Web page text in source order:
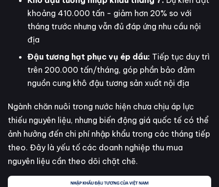
khoảng 410.000 tấn - giảm hơn 20% so với
tháng trước nhưng vẫn đủ đáp ứng nhu cầu nội
địa
Đậu tương hạt phục vụ ép dầu: Tiếp tục duy trì
trên 200.000 tấn/tháng, góp phần bảo đảm
nguồn cung khô đậu tương sản xuất nội địa
Ngành chăn nuôi trong nước hiện chưa chịu áp lực
thiếu nguyên liệu, nhưng biến động giá quốc tế có thể
ảnh hưởng đến chi phí nhập khẩu trong các tháng tiếp
theo. Đây là yếu tố các doanh nghiệp thu mua
nguyên liệu cần theo dõi chặt chẽ.